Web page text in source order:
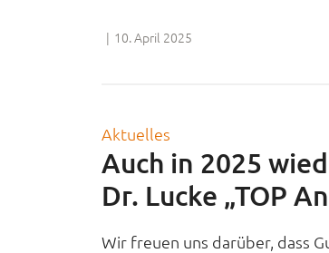
| 10. April 2025
Aktuelles
Auch in 2025
Dr. Lucke „TOP
Wir freuen uns darüber, dass